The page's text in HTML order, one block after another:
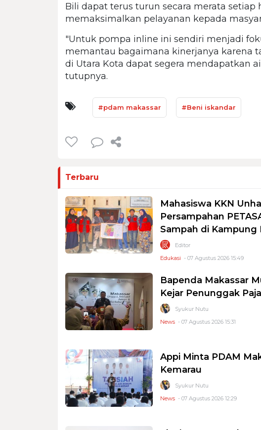
Bili dapat terus turun secara merata setiap
memaksimalkan pelayanan kepada
"Untuk pompa inline ini sendiri menjadi
memantau bagaimana kinerjanya karena
di Utara Kota dapat segera mendapatkan
tutupnya.
#pdam makassar #Beni iskandar
Terbaru
Mahasiswa KKN
Persampahan
Sampah di Kampung
Editor
Edukasi - 07 Agustus 2026 15:49
Bapenda Makassar
Kejar Penunggak
Syukur Nutu
News - 07 Agustus 2026 15:31
Appi Minta PDAM
Kemarau
Syukur Nutu
News - 07 Agustus 2026 12:29